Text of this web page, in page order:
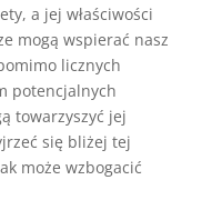
a jej właściwości
mogą wspierać nasz
licznych
potencjalnych
towarzyszyć jej
się bliżej tej
może wzbogacić